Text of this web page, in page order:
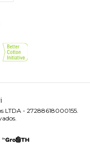
LTDA - 27288618000155.